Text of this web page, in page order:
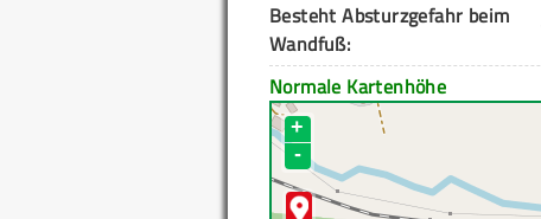
Besteht Absturzgefahr beim
Wandfuß:
Normale Kartenhöhe
+
-